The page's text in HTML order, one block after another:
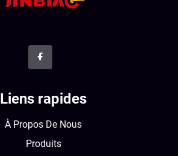
Liens rapides
À Propos De Nous
Produits